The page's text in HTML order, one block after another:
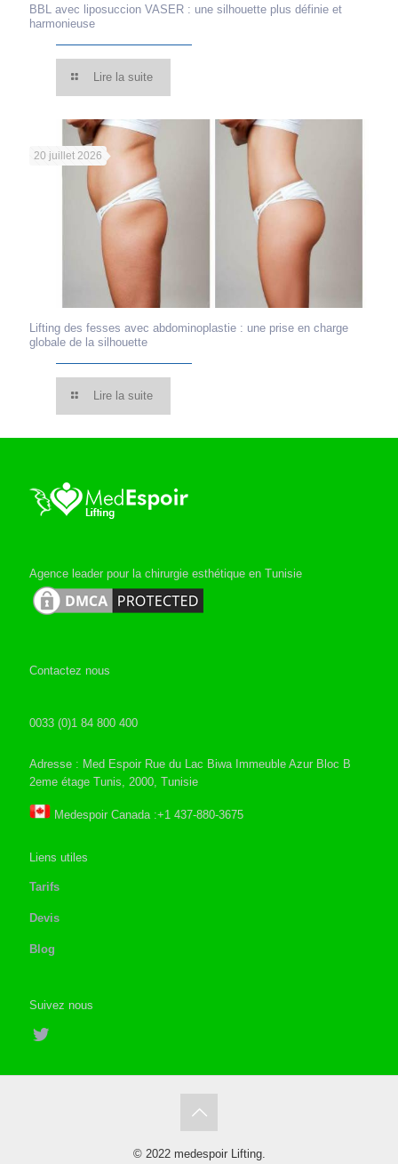
BBL avec liposuccion VASER : une silhouette plus définie et
harmonieuse
Lire la suite
20 juillet 2026
Lifting des fesses avec abdominoplastie : une prise en charge
globale de la silhouette
Lire la suite
Agence leader pour la chirurgie esthétique en Tunisie
Contactez nous
0033 (0)1 84 800 400
Adresse : Med Espoir Rue du Lac Biwa Immeuble Azur Bloc B
2eme étage Tunis, 2000, Tunisie
Medespoir Canada :+1 437-880-3675
Liens utiles
Tarifs
Devis
Blog
Suivez nous
© 2022 medespoir Lifting.